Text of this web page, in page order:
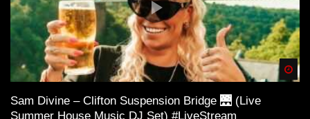
Sam Divine – Clifton Suspension Bridge 🌉 (Live
Summer House Music DJ Set) #LiveStream